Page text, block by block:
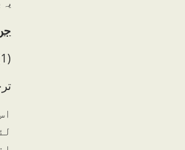
(1) ان الشیطان یجری من ابن آدم مجرم الدم (صحیح بخاری ح 2175)